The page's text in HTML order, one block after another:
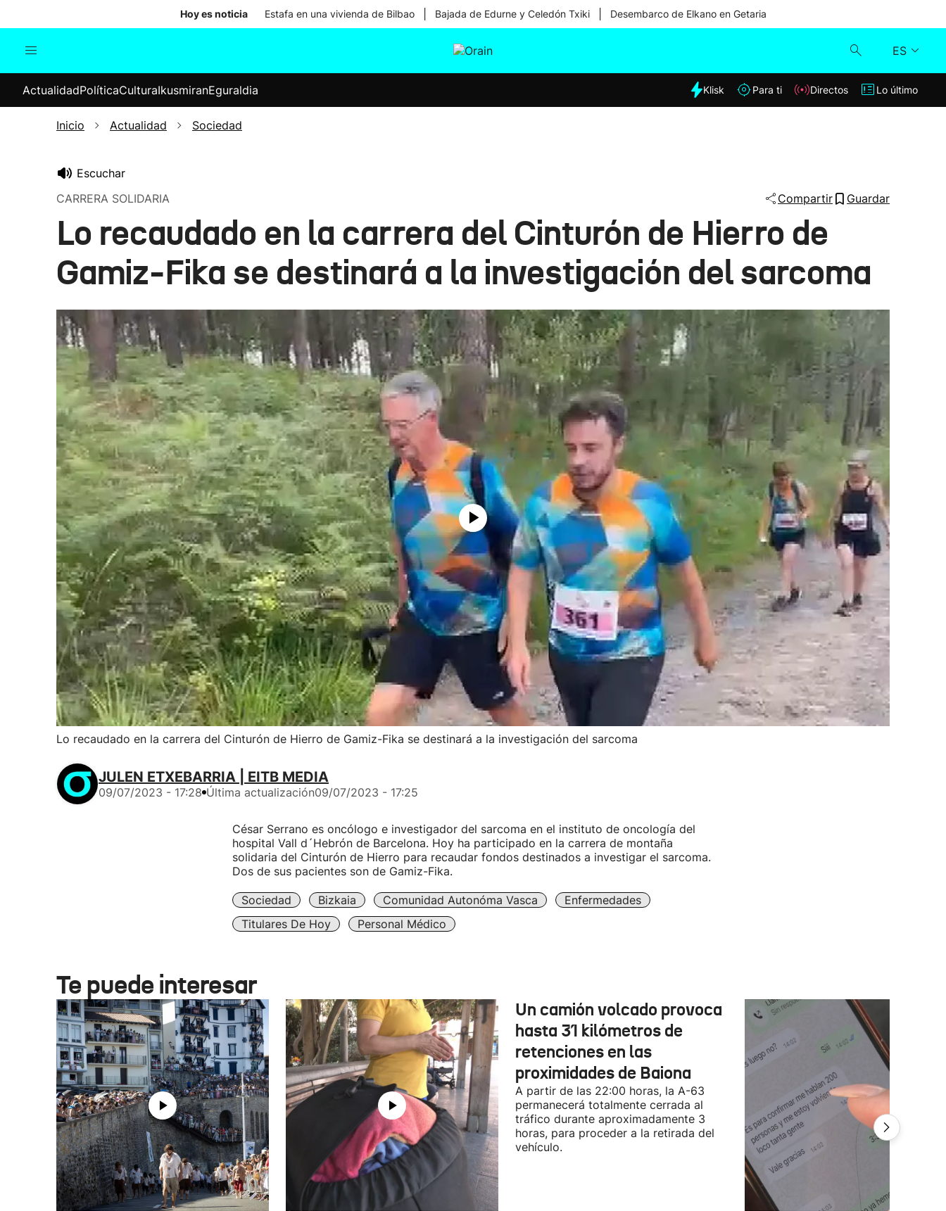
Hoy es noticia Estafa en una vivienda de Bilbao Bajada de Edurne y Celedón Txiki Desembarco de Elkano en Getaria
ES
Internacional
Elecciones
Klisk
ActualidadPolíticaCulturaIkusmiranEguraldia Klisk Para ti Directos Lo último
Inicio Actualidad Sociedad
Escuchar
CARRERA SOLIDARIA
Compartir Guardar
Lo recaudado en la carrera del Cinturón de Hierro de
Gamiz-Fika se destinará a la investigación del sarcoma
Lo recaudado en la carrera del Cinturón de Hierro de Gamiz-Fika se destinará a la investigación del sarcoma
JULEN ETXEBARRIA | EITB MEDIA
09/07/2023 - 17:28 Última actualización09/07/2023 - 17:25
César Serrano es oncólogo e investigador del sarcoma en el instituto de oncología del
hospital Vall d´Hebrón de Barcelona. Hoy ha participado en la carrera de montaña
solidaria del Cinturón de Hierro para recaudar fondos destinados a investigar el sarcoma.
Dos de sus pacientes son de Gamiz-Fika.
Sociedad Bizkaia Comunidad Autonóma Vasca
Enfermedades
Titulares De Hoy
Personal Médico
Te puede interesar
Un camión volcado provoca
hasta 31 kilómetros de
retenciones en las
proximidades de Baiona
A partir de las 22:00 horas, la A-63
permanecerá totalmente cerrada al
tráfico durante aproximadamente 3
horas, para proceder a la retirada del
vehículo.